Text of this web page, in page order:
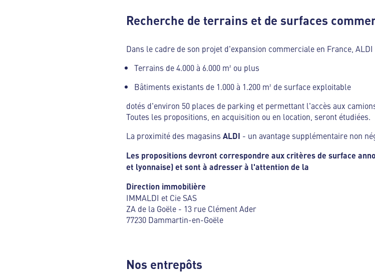
Recherche de terrains et de surfaces
Dans le cadre de son projet d'expansion commerciale en France,
Terrains de 4.000 à 6.000 m² ou plus
Bâtiments existants de 1.000 à 1.200 m² de surface exploitable
dotés d'environ 50 places de parking et permettant l'accès aux
Toutes les propositions, en acquisition ou en location, seront étudiées.
La proximité des magasins ALDI - un avantage supplémentaire non
Les propositions devront correspondre aux critères de surface
et lyonnaise) et sont à adresser à l'attention de la
Direction immobilière
IMMALDI et Cie SAS
ZA de la Goële - 13 rue Clément Ader
77230 Dammartin-en-Goële
Nos entrepôts